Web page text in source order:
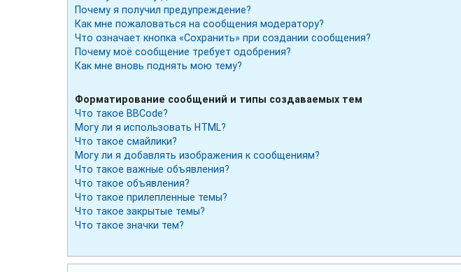
Почему я получил предупреждение?
Как мне пожаловаться на сообщения модератору?
Что означает кнопка «Сохранить» при создании сообщения?
Почему моё сообщение требует одобрения?
Как мне вновь поднять мою тему?
Форматирование сообщений и типы создаваемых тем
Что такое BBCode?
Могу ли я использовать HTML?
Что такое смайлики?
Могу ли я добавлять изображения к сообщениям?
Что такое важные объявления?
Что такое объявления?
Что такое прилепленные темы?
Что такое закрытые темы?
Что такое значки тем?